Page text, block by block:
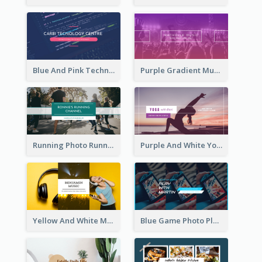
Blue And Pink Technology YouTube Channel Art Purple Gradient Music Photo Music YouTube Channel Art
Running Photo Running Life Record YouTube Channel Art Purple And White Yoga Tutorial YouTube Channel Art
Yellow And White Music Photo Music Channel Art Blue Game Photo Playing Games YouTube Channel Art